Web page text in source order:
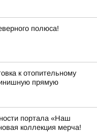
полюса!
к отопительному
прямую
портала «Наш
коллекция мерча!